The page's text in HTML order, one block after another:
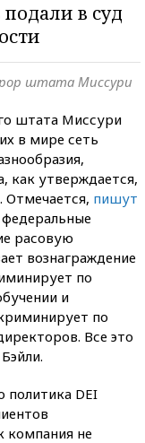
в суд
штата Миссури
штата Миссури
в мире сеть
как утверждается,
Отмечается, пишут
расовую
вознаграждение
по
и
по
Все это
политика DEI
компания не